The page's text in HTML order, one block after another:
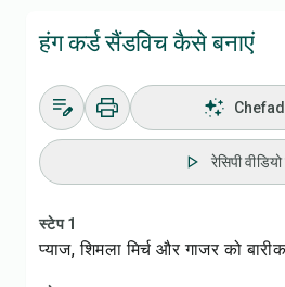
हंग कर्ड सैंडविच कैसे बनाएं
रेसिपी
स्टेप 1
प्याज, शिमला मिर्च और गाजर को